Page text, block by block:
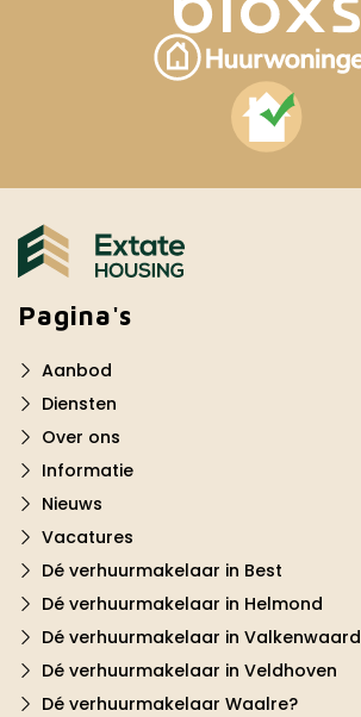
Pagina's
Aanbod
Diensten
Over ons
Informatie
Nieuws
Vacatures
Dé verhuurmakelaar in Best
Dé verhuurmakelaar in Helmond
Dé verhuurmakelaar in Valkenwaard
Dé verhuurmakelaar in Veldhoven
Dé verhuurmakelaar Waalre?